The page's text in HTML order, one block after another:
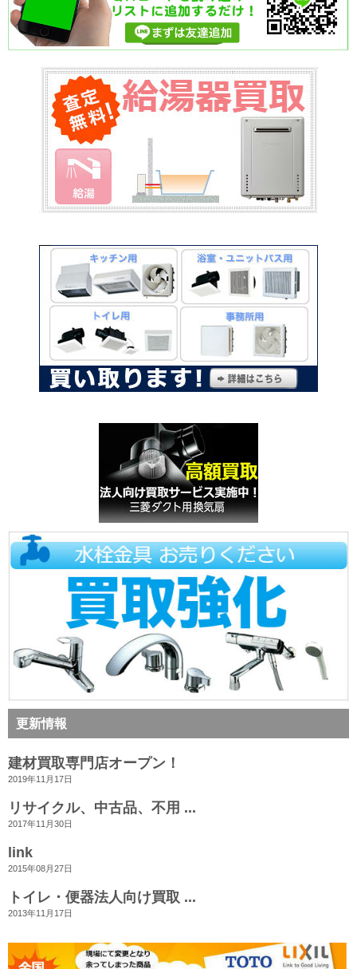
更新情報
建材買取専門店オープン！
2019年11月17日
リサイクル、中古品、不用 ...
2017年11月30日
link
2015年08月27日
トイレ・便器法人向け買取 ...
2013年11月17日